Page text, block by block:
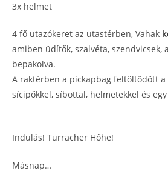
3x helmet
4 fő utazókeret az utastérben, Vahak
amiben üdítők, szalvéta, szendvicsek,
bepakolva.
A raktérben a pickapbag feltöltődött a
sícipőkkel, síbottal, helmetekkel és
Indulás! Turracher Hőhe!
Másnap…